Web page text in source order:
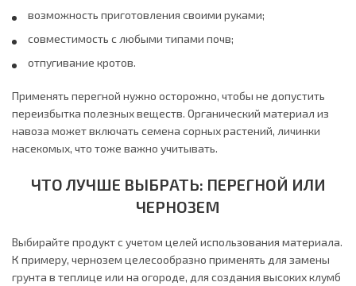
возможность приготовления своими руками;
совместимость с любыми типами почв;
отпугивание кротов.
Применять перегной нужно осторожно, чтобы не допустить
переизбытка полезных веществ. Органический материал из
навоза может включать семена сорных растений, личинки
насекомых, что тоже важно учитывать.
ЧТО ЛУЧШЕ ВЫБРАТЬ: ПЕРЕГНОЙ ИЛИ
ЧЕРНОЗЕМ
Выбирайте продукт с учетом целей использования материала.
К примеру, чернозем целесообразно применять для замены
грунта в теплице или на огороде, для создания высоких клумб